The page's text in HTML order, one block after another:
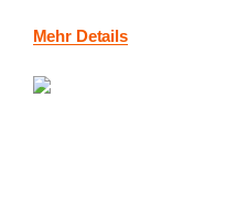
Mehr Details